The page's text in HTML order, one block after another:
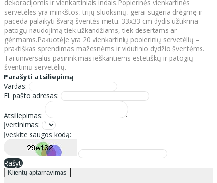
dekoracijomis ir vienkartiniais indais.Popierinės vienkartinės
servetėlės yra minkštos, trijų sluoksnių, gerai sugeria drėgmę ir
padeda palaikyti švarą šventės metu. 33x33 cm dydis užtikrina
patogų naudojimą tiek užkandžiams, tiek desertams ar
gėrimams.Pakuotėje yra 20 vienkartinių popierinių servetėlių –
praktiškas sprendimas mažesnėms ir vidutinio dydžio šventėms.
Tai universalus pasirinkimas ieškantiems estetiškų ir patogių
šventinių servetėlių.
Parašyti atsiliepimą
Vardas:
El. pašto adresas:
Atsiliepimas:
Įvertinimas:
Įveskite saugos kodą:
Rašyti
Klientų aptarnavimas